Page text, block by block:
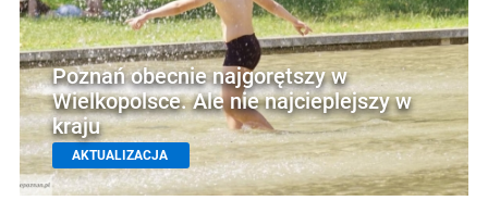
Poznań obecnie najgorętszy w
Wielkopolsce. Ale nie najcieplejszy w
kraju
AKTUALIZACJA